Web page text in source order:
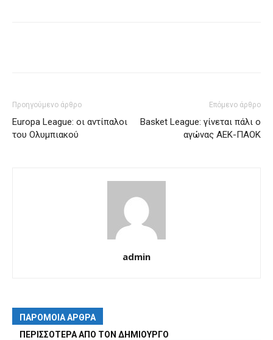
Προηγούμενο άρθρο
Europa League: οι αντίπαλοι
του Ολυμπιακού
Επόμενο άρθρο
Basket League: γίνεται πάλι ο
αγώνας ΑΕΚ-ΠΑΟΚ
admin
ΠΑΡΟΜΟΙΑ ΑΡΘΡΑ
ΠΕΡΙΣΣΟΤΕΡΑ ΑΠΟ ΤΟΝ ΔΗΜΙΟΥΡΓΟ